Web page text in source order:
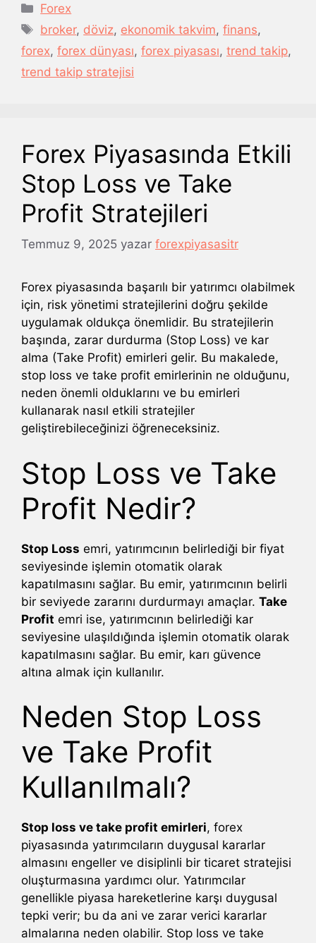
Kategoriler
Forex
Etiketler
broker, döviz, ekonomik takvim,finans,
forex, forex dünyası, forex piyasası, trend takip,
trend takip stratejisi
Forex Piyasasında Etkili
Stop Loss ve Take
Profit Stratejileri
Temmuz 9, 2025 yazar forexpiyasasitr
Forex piyasasında başarılı bir yatırımcı olabilmek
için, risk yönetimi stratejilerini doğru şekilde
uygulamak oldukça önemlidir. Bu stratejilerin
başında, zarar durdurma (Stop Loss) ve kar
alma (Take Profit) emirleri gelir. Bu makalede,
stop loss ve take profit emirlerinin ne olduğunu,
neden önemli olduklarını ve bu emirleri
kullanarak nasıl etkili stratejiler
geliştirebileceğinizi öğreneceksiniz.
Stop Loss ve Take
Profit Nedir?
Stop Loss emri, yatırımcının belirlediği bir fiyat
seviyesinde işlemin otomatik olarak
kapatılmasını sağlar. Bu emir, yatırımcının belirli
bir seviyede zararını durdurmayı amaçlar. Take
Profit emri ise, yatırımcının belirlediği kar
seviyesine ulaşıldığında işlemin otomatik olarak
kapatılmasını sağlar. Bu emir, karı güvence
altına almak için kullanılır.
Neden Stop Loss
ve Take Profit
Kullanılmalı?
Stop loss ve take profit emirleri, forex
piyasasında yatırımcıların duygusal kararlar
almasını engeller ve disiplinli bir ticaret stratejisi
oluşturmasına yardımcı olur. Yatırımcılar
genellikle piyasa hareketlerine karşı duygusal
tepki verir; bu da ani ve zarar verici kararlar
almalarına neden olabilir. Stop loss ve take